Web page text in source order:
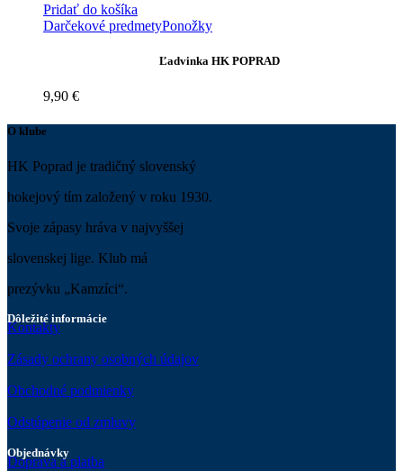
Pridať do košíka
Darčekové predmetyPonožky
Ľadvinka HK POPRAD
9,90 €
O klube
HK Poprad je tradičný slovenský
hokejový tím založený v roku 1930.
Svoje zápasy hráva v najvyššej
slovenskej lige. Klub má
prezývku „Kamzíci“.
Dôležité informácie
Kontakty
Zásady ochrany osobných údajov
Obchodné podmienky
Odstúpenie od zmluvy
Objednávky
Doprava a platba